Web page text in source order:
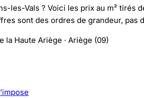
les-Vals ? Voici les prix au m² tirés
sont des ordres de grandeur, pas
la Haute Ariège · Ariège (09)